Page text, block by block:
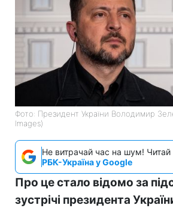
Фото: Президент України Володимир
Images)
Не витрачай час на шум! Читай
РБК-Україна у Google
Про це стало відомо за
зустрічі президента